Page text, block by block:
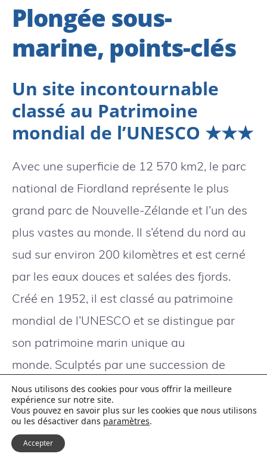
Plongée sous-
marine, points-clés
Un site incontournable
classé au Patrimoine
mondial de l’UNESCO ★★★
Avec une superficie de 12 570 km2, le parc
national de Fiordland représente le plus
grand parc de Nouvelle-Zélande et l’un des
plus vastes au monde. Il s’étend du nord au
sud sur environ 200 kilomètres et est cerné
par les eaux douces et salées des fjords.
Créé en 1952, il est classé au patrimoine
mondial de l’UNESCO et se distingue par
son patrimoine marin unique au
monde. Sculptés par une succession de
glaciers, les fjords ont une forme en U avec
des parois verticales et des grands fonds
plats qui ont été envahis à l’ouest par la mer
de Tasman. D’après les observations du
Nous utilisons des cookies pour vous offrir la meilleure
expérience sur notre site.
Vous pouvez en savoir plus sur les cookies que nous utilisons
ou les désactiver dans paramètres.
Accepter